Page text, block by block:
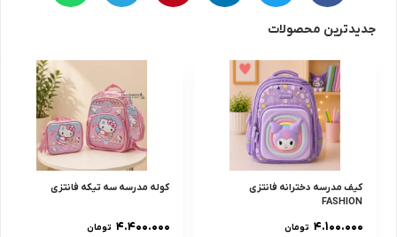
جدیدترین محصولات
کیف مدرسه دخترانه فانتزی
FASHION
۴.۱۰۰.۰۰۰ تومان
کوله مدرسه سه تیکه فانتزی
۴.۴۰۰.۰۰۰ تومان